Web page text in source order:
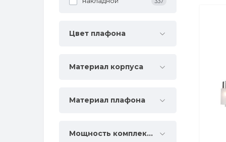
Цвет плафона
Материал корпуса
Материал плафона
Мощность комплектации, Вт